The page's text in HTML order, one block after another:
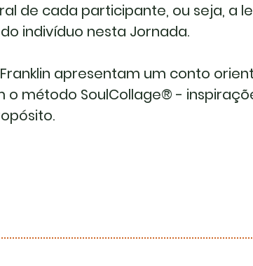
de cada participante, ou seja, a
indivíduo nesta Jornada.
apresentam um conto
o método SoulCollage® -